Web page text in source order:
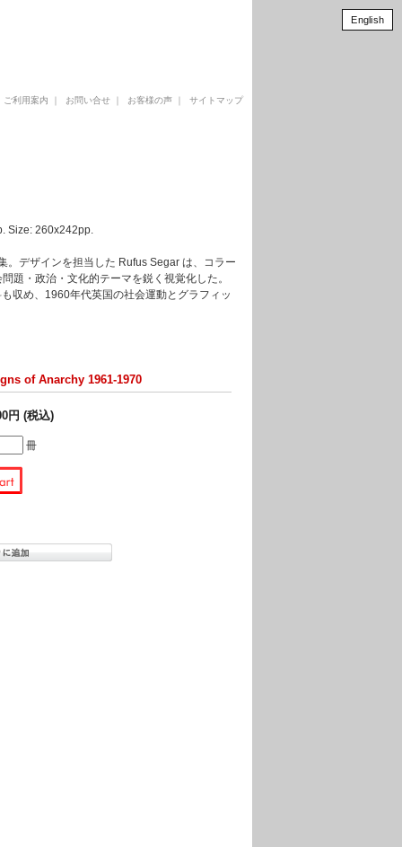
ご利用案内 お問い合せ お客様の声 サイトマップ
Size: 260x242pp.
デザインを担当した Rufus Segar は、コラー
題・政治・文化的テーマを鋭く視覚化した。
収め、1960年代英国の社会運動とグラフィッ
of Anarchy 1961-1970
円 (税込)
冊
English